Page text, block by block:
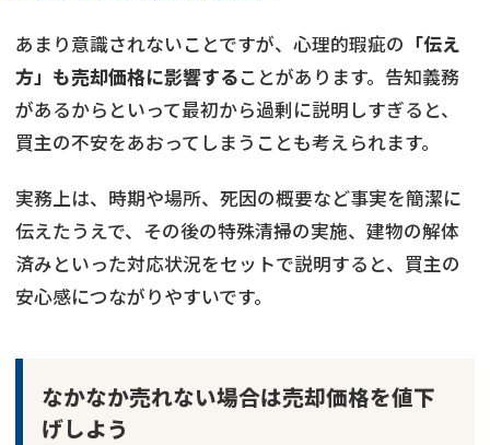
あまり意識されないことですが、心理的瑕疵の 「伝え
方」も売却価格に影響することがあります。告知義務
があるからといって最初から過剰に説明しすぎると、
買主の不安をあおってしまうことも考えられます。
実務上は、時期や場所、死因の概要など事実を簡潔に
伝えたうえで、その後の特殊清掃の実施、建物の解体
済みといった対応状況をセットで説明すると、買主の
安心感につながりやすいです。
なかなか売れない場合は売却価格を値下
げしよう